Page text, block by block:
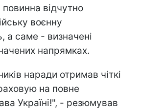
повинна відчутно
воєнну
а саме - визначені
напрямках.
наради отримав чіткі
на повне
Україні!", - резюмував